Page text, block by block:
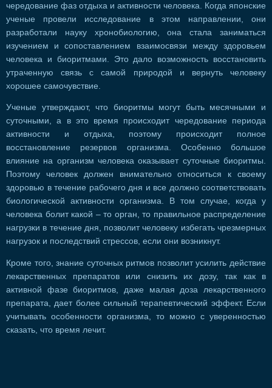
чередование фаз отдыха и активности человека. Когда японские
ученые провели исследование в этом направлении, они
разработали науку хронобиологию, она стала заниматься
изучением и сопоставлением взаимосвязи между здоровьем
человека и биоритмами. Это дало возможность восстановить
утраченную связь с самой природой и вернуть человеку
хорошее самочувствие.
Ученые утверждают, что биоритмы могут быть месячными и
суточными, а в это время происходит чередование периода
активности и отдыха, поэтому происходит полное
восстановление резервов организма. Особенно большое
влияние на организм человека оказывает суточные биоритмы.
Поэтому человек должен внимательно относиться к своему
здоровью в течение рабочего дня и все должно соответствовать
биологической активности организма. В том случае, когда у
человека болит какой – то орган, то правильное распределение
нагрузки в течение дня, позволит человеку избегать чрезмерных
нагрузок и последствий стрессов, если они возникнут.
Кроме того, знание суточных ритмов позволит усилить действие
лекарственных препаратов или снизить их дозу, так как в
активной фазе биоритмов, даже малая доза лекарственного
препарата, дает более сильный терапевтический эффект. Если
учитывать особенности организма, то можно с уверенностью
сказать, что время лечит.